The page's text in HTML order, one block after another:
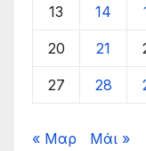
13 14
20 21
27 28
« Μαρ Μάι »